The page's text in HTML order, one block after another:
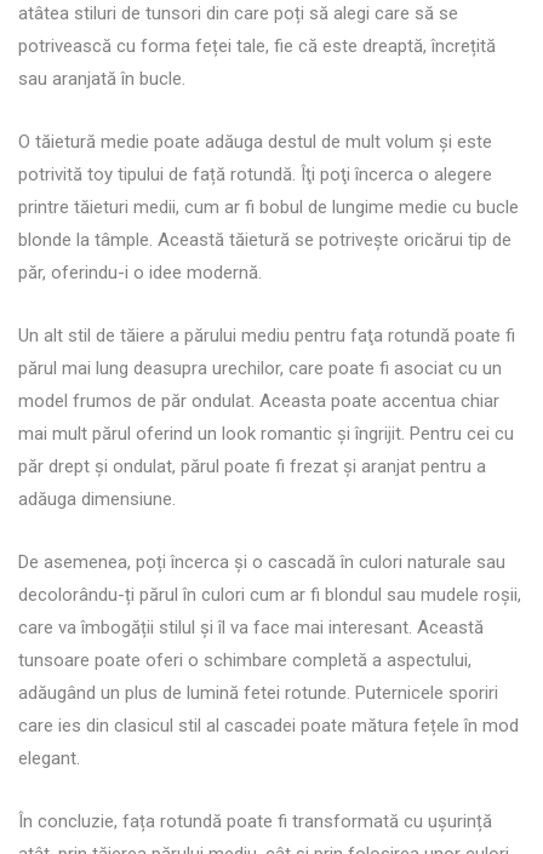
atâtea stiluri de tunsori din care poți să alegi care să se
potrivească cu forma feței tale, fie că este dreaptă, încrețită
sau aranjată în bucle.
O tăietură medie poate adăuga destul de mult volum și este
potrivită toy tipului de față rotundă. Îţi poţi încerca o alegere
printre tăieturi medii, cum ar fi bobul de lungime medie cu bucle
blonde la tâmple. Această tăietură se potrivește oricărui tip de
păr, oferindu-i o idee modernă.
Un alt stil de tăiere a părului mediu pentru faţa rotundă poate fi
părul mai lung deasupra urechilor, care poate fi asociat cu un
model frumos de păr ondulat. Aceasta poate accentua chiar
mai mult părul oferind un look romantic și îngrijit. Pentru cei cu
păr drept și ondulat, părul poate fi frezat și aranjat pentru a
adăuga dimensiune.
De asemenea, poți încerca și o cascadă în culori naturale sau
decolorându-ți părul în culori cum ar fi blondul sau mudele roșii,
care va îmbogății stilul și îl va face mai interesant. Această
tunsoare poate oferi o schimbare completă a aspectului,
adăugând un plus de lumină fetei rotunde. Puternicele sporiri
care ies din clasicul stil al cascadei poate mătura fețele în mod
elegant.
În concluzie, fața rotundă poate fi transformată cu ușurință